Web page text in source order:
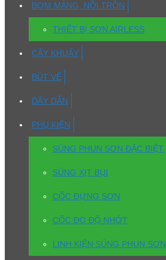
BƠM MÀNG, NỒI TRỘN
THIẾT BỊ SƠN AIRLESS
CÂY KHUẤY
BÚT VẼ
DÂY DẪN
PHỤ KIỆN
SÚNG PHUN SƠN ĐẶC BIỆT
SÚNG XỊT BỤI
CỐC ĐỰNG SƠN
CỐC ĐO ĐỘ NHỚT
LINH KIỆN SÚNG PHUN SƠN